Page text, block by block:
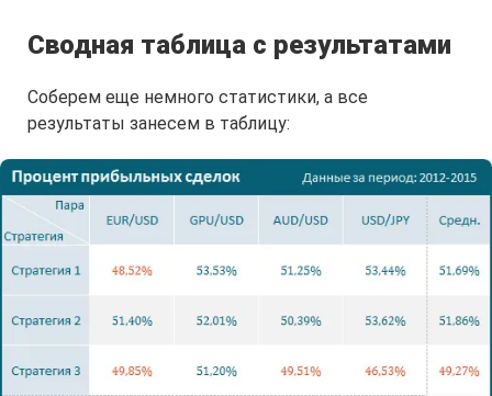
Сводная таблица с результатами
Соберем еще немного статистики, а все
результаты занесем в таблицу: